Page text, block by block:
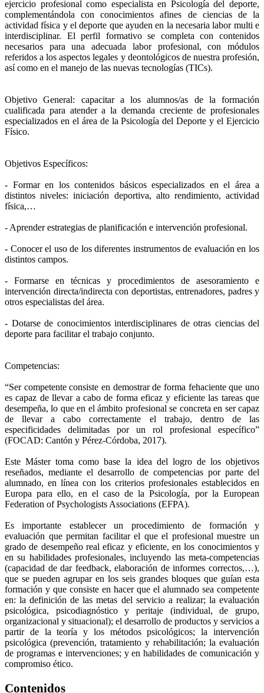
ejercicio profesional como especialista en Psicología del deporte,
complementándola con conocimientos afines de ciencias de la
actividad física y el deporte que ayuden en la necesaria labor multi e
interdisciplinar. El perfil formativo se completa con contenidos
necesarios para una adecuada labor profesional, con módulos
referidos a los aspectos legales y deontológicos de nuestra profesión,
así como en el manejo de las nuevas tecnologías (TICs).
Objetivo General: capacitar a los alumnos/as de la formación
cualificada para atender a la demanda creciente de profesionales
especializados en el área de la Psicología del Deporte y el Ejercicio
Físico.
Objetivos Específicos:
- Formar en los contenidos básicos especializados en el área a
distintos niveles: iniciación deportiva, alto rendimiento, actividad
física,…
- Aprender estrategias de planificación e intervención profesional.
- Conocer el uso de los diferentes instrumentos de evaluación en los
distintos campos.
- Formarse en técnicas y procedimientos de asesoramiento e
intervención directa/indirecta con deportistas, entrenadores, padres y
otros especialistas del área.
- Dotarse de conocimientos interdisciplinares de otras ciencias del
deporte para facilitar el trabajo conjunto.
Competencias:
“Ser competente consiste en demostrar de forma fehaciente que uno
es capaz de llevar a cabo de forma eficaz y eficiente las tareas que
desempeña, lo que en el ámbito profesional se concreta en ser capaz
de llevar a cabo correctamente el trabajo, dentro de las
especificidades delimitadas por un rol profesional específico”
(FOCAD: Cantón y Pérez-Córdoba, 2017).
Este Máster toma como base la idea del logro de los objetivos
reseñados, mediante el desarrollo de competencias por parte del
alumnado, en línea con los criterios profesionales establecidos en
Europa para ello, en el caso de la Psicología, por la European
Federation of Psychologists Associations (EFPA).
Es importante establecer un procedimiento de formación y
evaluación que permitan facilitar el que el profesional muestre un
grado de desempeño real eficaz y eficiente, en los conocimientos y
en su habilidades profesionales, incluyendo las meta-competencias
(capacidad de dar feedback, elaboración de informes correctos,…),
que se pueden agrupar en los seis grandes bloques que guían esta
formación y que consiste en hacer que el alumnado sea competente
en: la definición de las metas del servicio a realizar; la evaluación
psicológica, psicodiagnóstico y peritaje (individual, de grupo,
organizacional y situacional); el desarrollo de productos y servicios a
partir de la teoría y los métodos psicológicos; la intervención
psicológica (prevención, tratamiento y rehabilitación; la evaluación
de programas e intervenciones; y en habilidades de comunicación y
compromiso ético.
Contenidos